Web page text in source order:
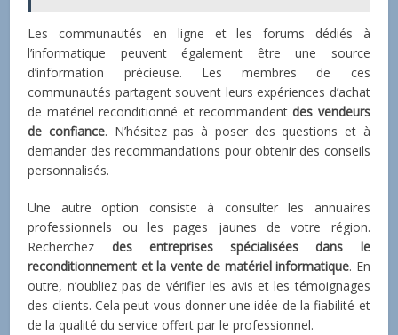
Les communautés en ligne et les forums dédiés à
l’informatique peuvent également être une source
d’information précieuse. Les membres de ces
communautés partagent souvent leurs expériences d’achat
de matériel reconditionné et recommandentdes vendeurs
de confiance. N’hésitez pas à poser des questions et à
demander des recommandations pour obtenir des conseils
personnalisés.
Une autre option consiste à consulter les annuaires
professionnels ou les pages jaunes de votre région.
Recherchez des entreprises spécialisées dans le
reconditionnement et la vente de matériel informatique. En
outre, n’oubliez pas de vérifier les avis et les témoignages
des clients. Cela peut vous donner une idée de la fiabilité et
de la qualité du service offert par le professionnel.